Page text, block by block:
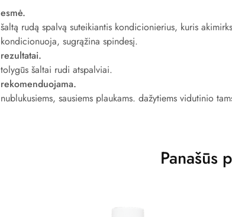
esmė.
šaltą rudą spalvą suteikiantis kondicionierius, kuris
kondicionuoja, sugrąžina spindesį.
rezultatai.
tolygūs šaltai rudi atspalviai.
rekomenduojama.
nublukusiems, sausiems plaukams. dažytiems vidutinio
Panašūs